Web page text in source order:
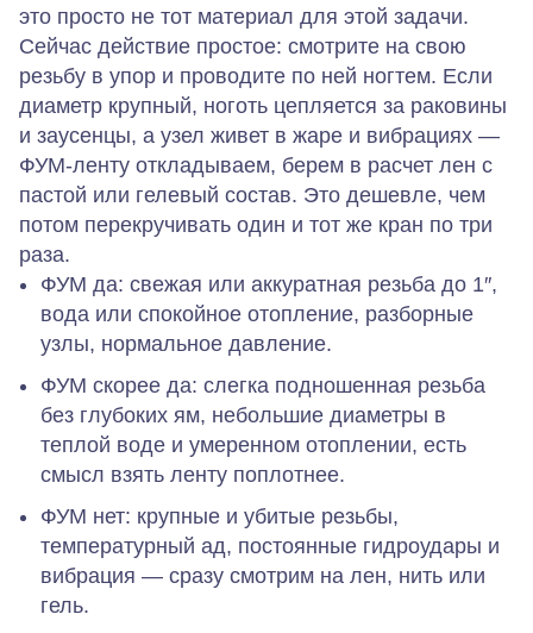
это просто не тот материал для этой задачи.
Сейчас действие простое: смотрите на свою
резьбу в упор и проводите по ней ногтем. Если
диаметр крупный, ноготь цепляется за раковины
и заусенцы, а узел живет в жаре и вибрациях —
ФУМ-ленту откладываем, берем в расчет лен с
пастой или гелевый состав. Это дешевле, чем
потом перекручивать один и тот же кран по три
раза.
ФУМ да: свежая или аккуратная резьба до 1″,
вода или спокойное отопление, разборные
узлы, нормальное давление.
ФУМ скорее да: слегка подношенная резьба
без глубоких ям, небольшие диаметры в
теплой воде и умеренном отоплении, есть
смысл взять ленту поплотнее.
ФУМ нет: крупные и убитые резьбы,
температурный ад, постоянные гидроудары и
вибрация — сразу смотрим на лен, нить или
гель.